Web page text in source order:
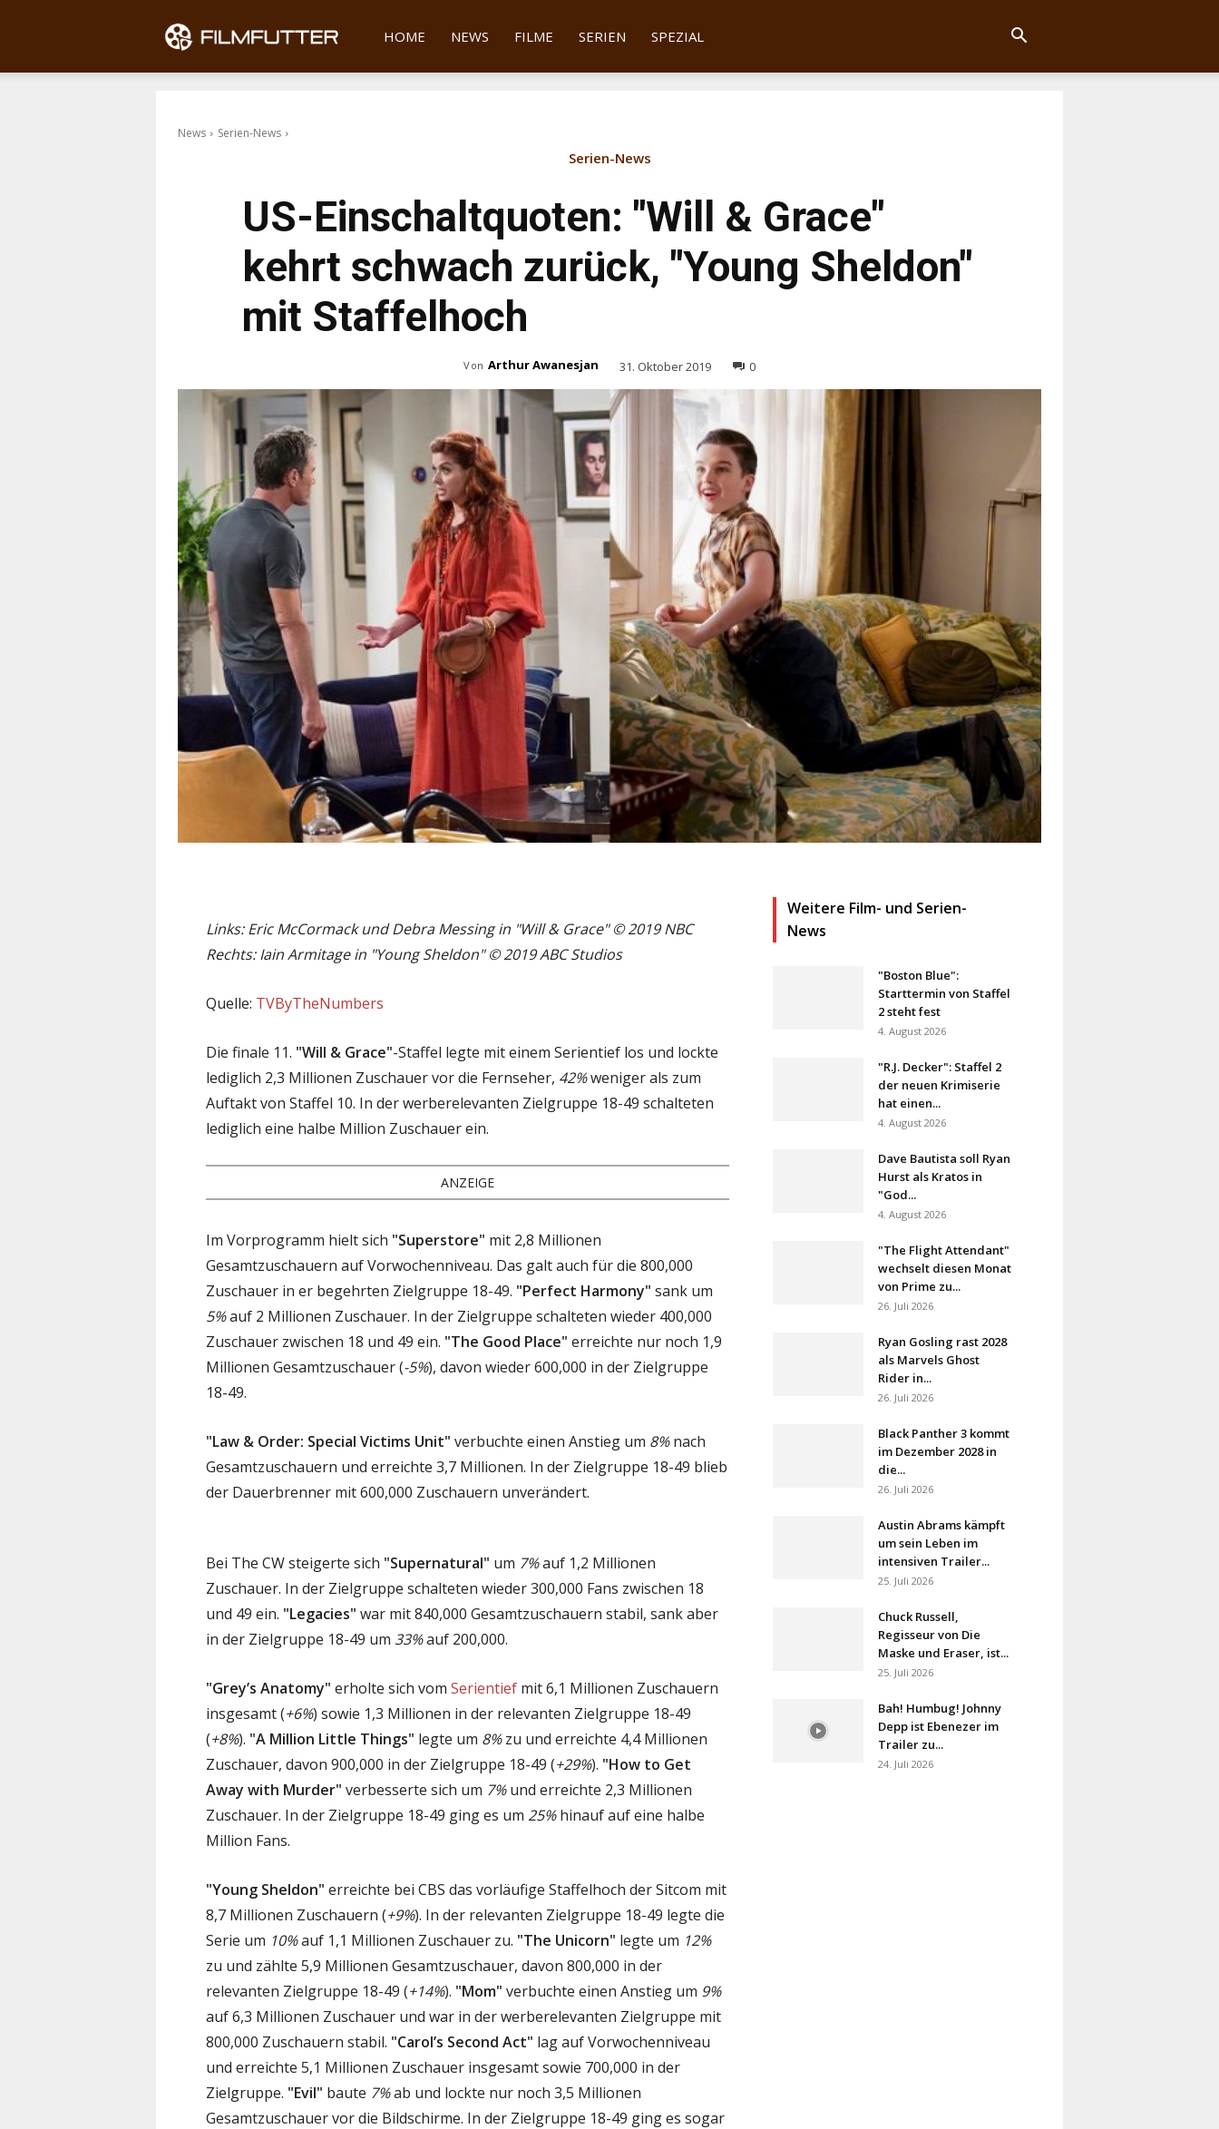
Filmfutter
HOME NEWS FILME SERIEN SPEZIAL
News Serien-News
Serien-News
US-Einschaltquoten: "Will & Grace"
kehrt schwach zurück, "Young Sheldon"
mit Staffelhoch
Von Arthur Awanesjan 31. Oktober 2019 0
Links: Eric McCormack und Debra Messing in "Will & Grace" © 2019 NBC
Rechts: Iain Armitage in "Young Sheldon" © 2019 ABC Studios
Quelle: TVByTheNumbers
Die finale 11. "Will & Grace"-Staffel legte mit einem Serientief los und lockte
lediglich 2,3 Millionen Zuschauer vor die Fernseher, 42%weniger als zum
Auftakt von Staffel 10. In der werberelevanten Zielgruppe 18-49 schalteten
lediglich eine halbe Million Zuschauer ein.
ANZEIGE
Im Vorprogramm hielt sich "Superstore" mit 2,8 Millionen
Gesamtzuschauern auf Vorwochenniveau. Das galt auch für die 800,000
Zuschauer in er begehrten Zielgruppe 18-49. "Perfect Harmony" sank um
5%auf 2 Millionen Zuschauer. In der Zielgruppe schalteten wieder 400,000
Zuschauer zwischen 18 und 49 ein. "The Good Place" erreichte nur noch 1,9
Millionen Gesamtzuschauer (-5%), davon wieder 600,000 in der Zielgruppe
18-49.
"Law & Order: Special Victims Unit" verbuchte einen Anstieg um 8%nach
Gesamtzuschauern und erreichte 3,7 Millionen. In der Zielgruppe 18-49 blieb
der Dauerbrenner mit 600,000 Zuschauern unverändert.
Bei The CW steigerte sich "Supernatural" um 7%auf 1,2 Millionen
Zuschauer. In der Zielgruppe schalteten wieder 300,000 Fans zwischen 18
und 49 ein. "Legacies" war mit 840,000 Gesamtzuschauern stabil, sank aber
in der Zielgruppe 18-49 um 33%auf 200,000.
"Grey’s Anatomy" erholte sich vom Serientief mit 6,1 Millionen Zuschauern
insgesamt (+6%) sowie 1,3 Millionen in der relevanten Zielgruppe 18-49
(+8%). "A Million Little Things" legte um 8%zu und erreichte 4,4 Millionen
Zuschauer, davon 900,000 in der Zielgruppe 18-49 (+29%). "How to Get
Away with Murder" verbesserte sich um 7%und erreichte 2,3 Millionen
Zuschauer. In der Zielgruppe 18-49 ging es um 25%hinauf auf eine halbe
Million Fans.
"Young Sheldon" erreichte bei CBS das vorläufige Staffelhoch der Sitcom mit
8,7 Millionen Zuschauern (+9%). In der relevanten Zielgruppe 18-49 legte die
Serie um 10%auf 1,1 Millionen Zuschauer zu. "The Unicorn" legte um 12%
zu und zählte 5,9 Millionen Gesamtzuschauer, davon 800,000 in der
relevanten Zielgruppe 18-49 (+14%). "Mom" verbuchte einen Anstieg um 9%
auf 6,3 Millionen Zuschauer und war in der werberelevanten Zielgruppe mit
800,000 Zuschauern stabil. "Carol’s Second Act" lag auf Vorwochenniveau
und erreichte 5,1 Millionen Zuschauer insgesamt sowie 700,000 in der
Zielgruppe. "Evil" baute 7%ab und lockte nur noch 3,5 Millionen
Gesamtzuschauer vor die Bildschirme. In der Zielgruppe 18-49 ging es sogar
Weitere Film- und Serien-
News
"Boston Blue":
Starttermin von Staffel
2 steht fest
4. August 2026
"R.J. Decker": Staffel 2
der neuen Krimiserie
hat einen...
4. August 2026
Dave Bautista soll Ryan
Hurst als Kratos in
"God...
4. August 2026
"The Flight Attendant"
wechselt diesen Monat
von Prime zu...
26. Juli 2026
Ryan Gosling rast 2028
als Marvels Ghost
Rider in...
26. Juli 2026
Black Panther 3 kommt
im Dezember 2028 in
die...
26. Juli 2026
Austin Abrams kämpft
um sein Leben im
intensiven Trailer...
25. Juli 2026
Chuck Russell,
Regisseur von Die
Maske und Eraser, ist...
25. Juli 2026
Bah! Humbug! Johnny
Depp ist Ebenezer im
Trailer zu...
24. Juli 2026